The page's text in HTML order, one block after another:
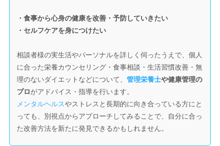
・食事から心身の健康を改善・予防していきたい
・セルフケアを身につけたい
相談者様の実生活やパーソナルを詳しく伺ったうえで、個人
に合った栄養カウンセリング・食事相談・生活習慣改善・無
理のないダイエットなどについて、管理栄養士や健康管理の
プロがアドバイス・指導を行います。
メンタルヘルスやストレスと長期的に向き合っている方にと
っても、別視点からアプローチしてみることで、自分に合っ
た改善方法を新たに発見できるかもしれません。